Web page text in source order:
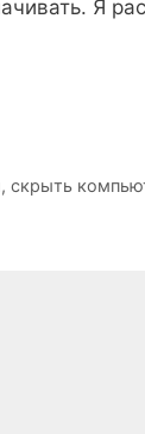
Я
, скрыть